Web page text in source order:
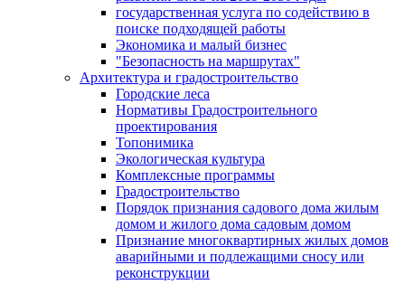
государственная услуга по содействию в
поиске подходящей работы
Экономика и малый бизнес
"Безопасность на маршрутах"
Архитектура и градостроительство
Городские леса
Нормативы Градостроительного
проектирования
Топонимика
Экологическая культура
Комплексные программы
Градостроительство
Порядок признания садового дома жилым
домом и жилого дома садовым домом
Признание многоквартирных жилых домов
аварийными и подлежащими сносу или
реконструкции